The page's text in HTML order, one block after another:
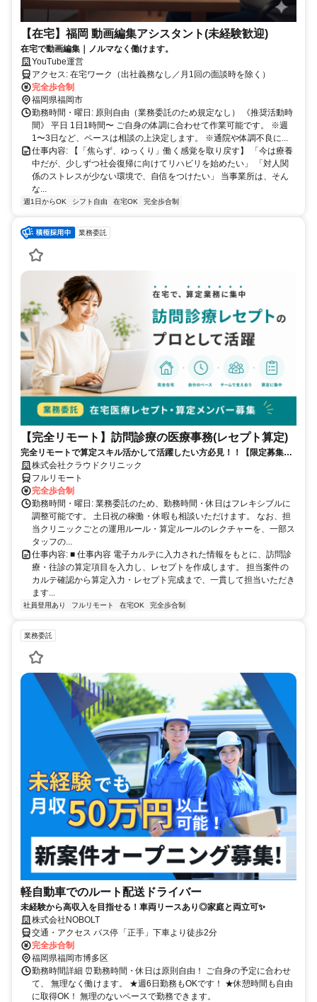
【在宅】福岡 動画編集アシスタント(未経験歓迎)
在宅で動画編集｜ノルマなく働けます。
YouTube運営
アクセス: 在宅ワーク（出社義務なし／月1回の面談時を除く）
完全歩合制
福岡県福岡市
勤務時間・曜日: 原則自由（業務委託のため規定なし） 《推奨活動時
間》 平日 1日1時間〜 ご自身の体調に合わせて作業可能です。 ※週
1〜3日など、ペースは相談の上決定します。 ※通院や体調不良に...
仕事内容: 【「焦らず、ゆっくり」働く感覚を取り戻す】 「今は療養
中だが、少しずつ社会復帰に向けてリハビリを始めたい」 「対人関
係のストレスが少ない環境で、自信をつけたい」 当事業所は、そん
な...
週1日からOK シフト自由 在宅OK 完全歩合制
業務委託
【完全リモート】訪問診療の医療事務(レセプト算定)
完全リモートで算定スキル活かして活躍したい方必見！！【限定募集】
完全リモート｜在宅医療レセプト算定（成果報酬型／業務委託）
株式会社クラウドクリニック
フルリモート
完全歩合制
勤務時間・曜日: 業務委託のため、勤務時間・休日はフレキシブルに
調整可能です。 土日祝の稼働・休暇も相談いただけます。 なお、担
当クリニックごとの運用ルール・算定ルールのレクチャーを、一部ス
タッフの...
仕事内容: ■ 仕事内容 電子カルテに入力された情報をもとに、訪問診
療・往診の算定項目を入力し、レセプトを作成します。 担当案件の
カルテ確認から算定入力・レセプト完成まで、一貫して担当いただき
ます...
社員登用あり フルリモート 在宅OK 完全歩合制
業務委託
軽自動車でのルート配送ドライバー
未経験から高収入を目指せる！車両リースあり◎家庭と両立可✨
株式会社NOBOLT
交通・アクセス バス停「正手」下車より徒歩2分
完全歩合制
福岡県福岡市博多区
勤務時間詳細 ⏰勤務時間・休日は原則自由！ ご自身の予定に合わせ
て、 無理なく働けます。 ★週6日勤務もOKです！ ★休憩時間も自由
に取得OK！ 無理のないペースで勤務できます。